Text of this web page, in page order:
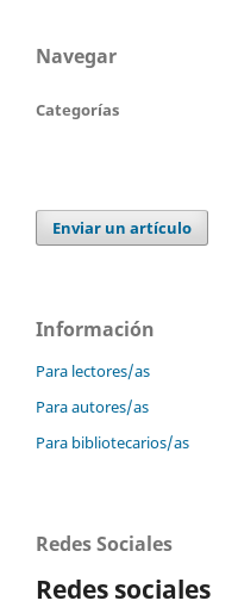
Navegar
Categorías
Enviar un artículo
Información
Para lectores/as
Para autores/as
Para bibliotecarios/as
Redes Sociales
Redes sociales